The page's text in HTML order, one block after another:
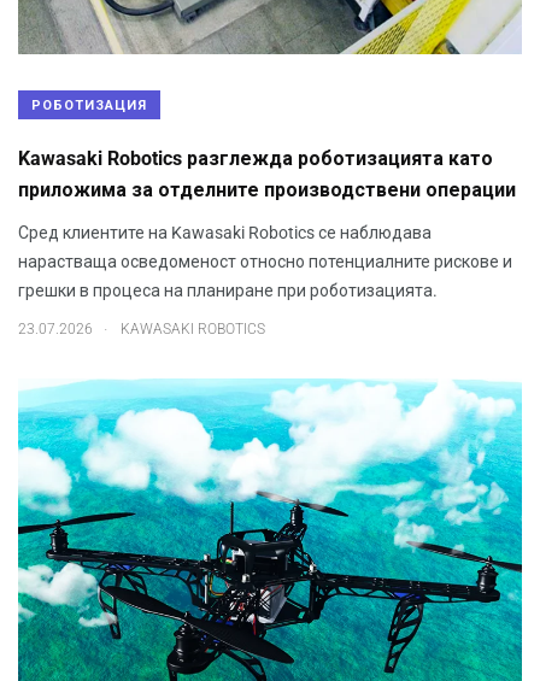
РОБОТИЗАЦИЯ
Kawasaki Robotics разглежда роботизацията като
приложима за отделните производствени операции
Сред клиентите на Kawasaki Robotics се наблюдава
нарастваща осведоменост относно потенциалните рискове и
грешки в процеса на планиране при роботизацията.
23.07.2026 . KAWASAKI ROBOTICS